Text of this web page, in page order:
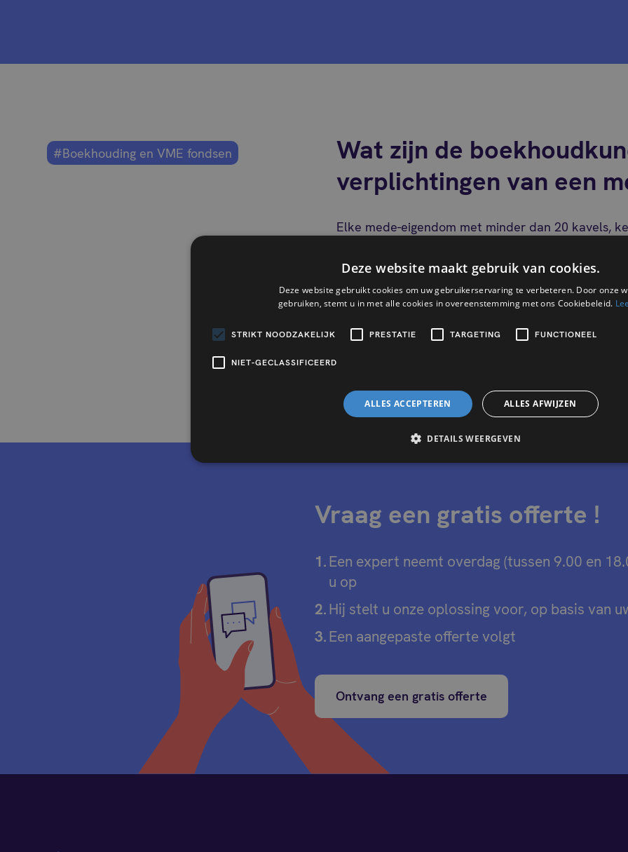
#Boekhouding en VME fondsen
Wat zijn de
verplichtingen van een
Elke mede-eigendom met minder dan 20 kavels,
parkeerplaatsen niet meegerekend, mag een
waarin ten minste de inkomsten en uitgaven, de
en rekeningenstroom, het bedrag van het
weergegeven.
Elke mede-eigendom met twintig kavels of meer,
parkeerplaatsen niet meegerekend, moeten een
Vraag een gratis offerte !
Een expert neemt overdag (tussen 9.00 en
u op
Hij stelt u onze oplossing voor, op basis van
Een aangepaste offerte volgt
Ontvang een gratis offerte
Deze website maakt gebruik van cookies.
Deze website gebruikt cookies om uw gebruikerservaring te verbeteren. Door onze
gebruiken, stemt u in met alle cookies in overeenstemming met ons Cookiebeleid.
STRIKT NOODZAKELIJK PRESTATIE TARGETING FUNCTIONEEL
NIET-GECLASSIFICEERD
ALLES ACCEPTEREN ALLES AFWIJZEN
DETAILS WEERGEVEN